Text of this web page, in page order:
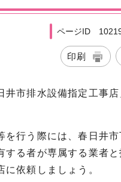
ページID
印刷
市排水設備指定工事店
行う際には、春日井
る者が専属する業者
依頼しましょう。